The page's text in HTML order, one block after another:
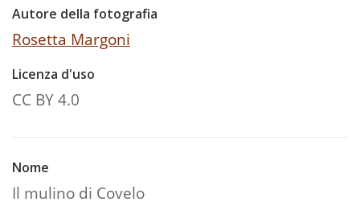
Autore della fotografia
Rosetta Margoni
Licenza d'uso
CC BY 4.0
Nome
Il mulino di Covelo